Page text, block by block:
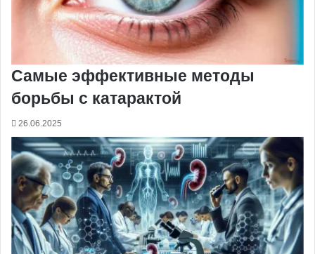
Самые эффективные методы
борьбы с катарактой
26.06.2025